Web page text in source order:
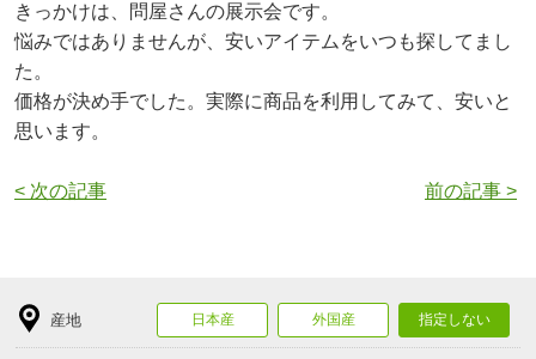
きっかけは、問屋さんの展示会です。
悩みではありませんが、安いアイテムをいつも探してまし
た。
価格が決め手でした。実際に商品を利用してみて、安いと
思います。
< 次の記事 前の記事 >
産地 日本産 外国産 指定しない